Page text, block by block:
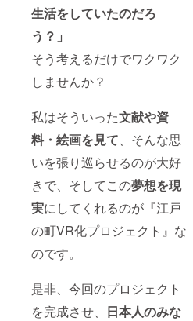
生活をしていたのだろ
う？」
そう考えるだけでワクワク
しませんか？
私はそういった文献や資
料・絵画を見て、そんな思
いを張り巡らせるのが大好
きで、そしてこの夢想を現
実にしてくれるのが『江戸
の町VR化プロジェクト』な
のです。
是非、今回のプロジェクト
を完成させ、 日本人のみな